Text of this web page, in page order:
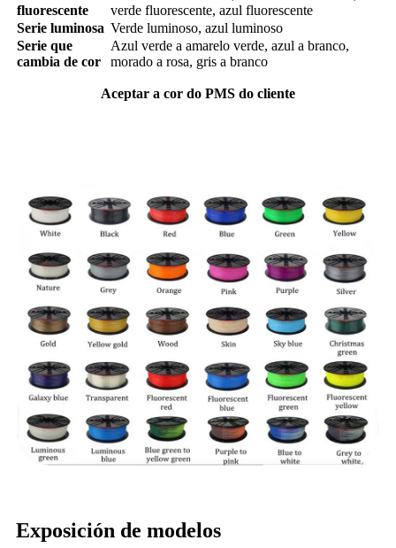
fluorescente
verde fluorescente, azul fluorescente
Serie luminosa Verde luminoso, azul luminoso
Serie que
cambia de cor
Azul verde a amarelo verde, azul a branco,
morado a rosa, gris a branco
Aceptar a cor do PMS do cliente
Exposición de modelos